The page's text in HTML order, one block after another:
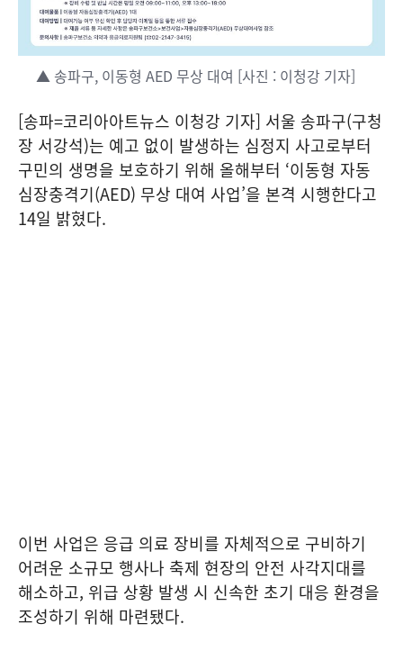
▲ 송파구, 이동형 AED 무상 대여 [사진 : 이청강 기자]
[송파=코리아아트뉴스 이청강 기자] 서울 송파구(구청
장 서강석)는 예고 없이 발생하는 심정지 사고로부터
구민의 생명을 보호하기 위해 올해부터 ‘이동형 자동
심장충격기(AED) 무상 대여 사업’을 본격 시행한다고
14일 밝혔다.
이번 사업은 응급 의료 장비를 자체적으로 구비하기
어려운 소규모 행사나 축제 현장의 안전 사각지대를
해소하고, 위급 상황 발생 시 신속한 초기 대응 환경을
조성하기 위해 마련됐다.